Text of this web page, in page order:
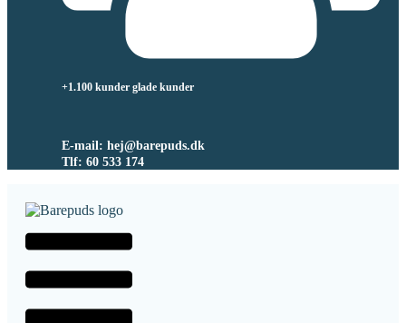
+1.100 kunder glade kunder
E-mail: hej@barepuds.dk
Tlf: 60 533 174